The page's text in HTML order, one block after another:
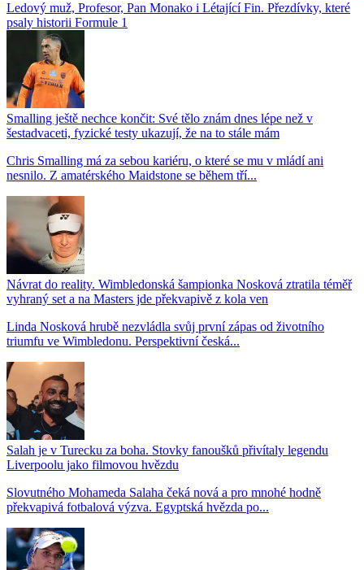
Ledový muž, Profesor, Pan Monako i Létající Fin. Přezdívky, které
psaly historii Formule 1
Smalling ještě nechce končit: Své tělo znám dnes lépe než v
šestadvaceti, fyzické testy ukazují, že na to stále mám
Chris Smalling má za sebou kariéru, o které se mu v mládí ani
nesnilo. Z amatérského Maidstone se během tří...
Návrat do reality. Wimbledonská šampionka Nosková ztratila téměř
vyhraný set a na Masters jde překvapivě z kola ven
Linda Nosková hrubě nezvládla svůj první zápas od životního
triumfu ve Wimbledonu. Perspektivní česká...
Salah je v Turecku za boha. Stovky fanoušků přivítaly legendu
Liverpoolu jako filmovou hvězdu
Slovutného Mohameda Salaha čeká nová a pro mnohé hodně
překvapivá fotbalová výzva. Egyptská hvězda po...